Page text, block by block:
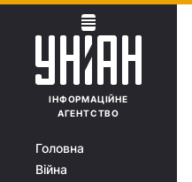
ІНФОРМАЦІЙНЕ
АГЕНТСТВО
Головна
Війна